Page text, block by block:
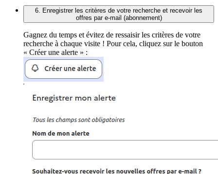
6. Enregistrer les critères de votre recherche et recevoir les
offres par e-mail (abonnement)
Gagnez du temps et évitez de ressaisir les critères de votre
recherche à chaque visite ! Pour cela, cliquez sur le bouton
« Créer une alerte » :